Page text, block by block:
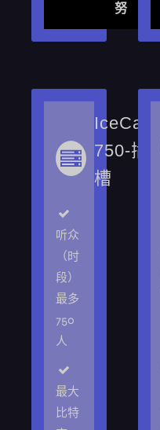
努
IceCast-
750-插
槽
听众
（时
段）
最多
750
人
最大
比特